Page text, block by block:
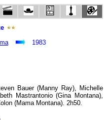
1983
Bauer (Manny Ray), Michelle
Mastrantonio (Gina Montana),
(Mama Montana). 2h50.